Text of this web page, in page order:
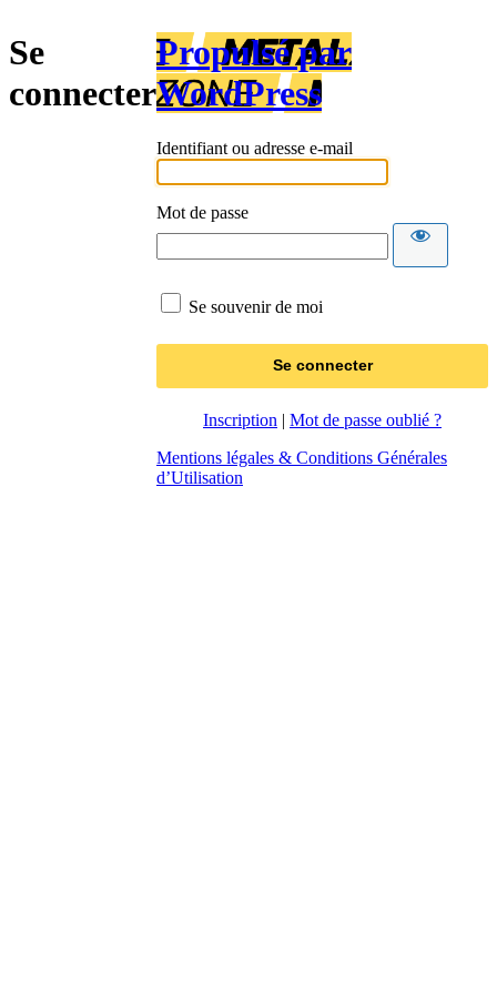
Se
connecter
Propulsé par
WordPress
Identifiant ou adresse e-mail
Mot de passe
Se souvenir de moi
Inscription | Mot de passe oublié ?
Mentions légales & Conditions Générales
d’Utilisation